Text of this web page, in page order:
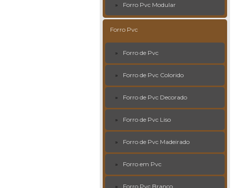
Forro Pvc Modular
Forro Pvc
Forro de Pvc
Forro de Pvc Colorido
Forro de Pvc Decorado
Forro de Pvc Liso
Forro de Pvc Madeirado
Forro em Pvc
Forro Pvc Branco